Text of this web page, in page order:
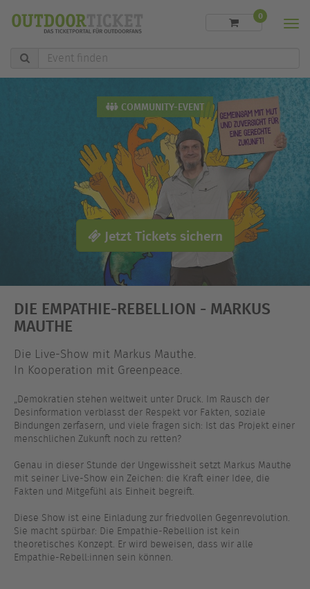
Event
finden
0
COMMUNITY-EVENT
Jetzt Tickets sichern
DIE EMPATHIE-REBELLION - MARKUS
MAUTHE
Die Live-Show mit Markus Mauthe.
In Kooperation mit Greenpeace.
„Demokratien stehen weltweit unter Druck. Im Rausch der
Desinformation verblasst der Respekt vor Fakten, soziale
Bindungen zerfasern, und viele fragen sich: Ist das Projekt einer
menschlichen Zukunft noch zu retten?
Genau in dieser Stunde der Ungewissheit setzt Markus Mauthe
mit seiner Live-Show ein Zeichen: die Kraft einer Idee, die
Fakten und Mitgefühl als Einheit begreift.
Diese Show ist eine Einladung zur friedvollen Gegenrevolution.
Sie macht spürbar: Die Empathie-Rebellion ist kein
theoretisches Konzept. Er wird beweisen, dass wir alle
Empathie-Rebell:innen sein können.